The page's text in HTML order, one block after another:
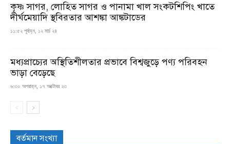
কৃষ্ণ সাগর, লোহিত সাগর ও পানামা খাল সংকটশিপিং খাতে
দীর্ঘমেয়াদি স্থবিরতার আশঙ্কা আঙ্কটাডের
১১:৫২ পূর্বাহ্ন, ১২ মার্চ ২৪
মধ্যপ্রাচ্যের অস্থিতিশীলতার প্রভাবে বিশ্বজুড়ে পণ্য পরিবহন
ভাড়া বেড়েছে
৬:৩০ অপরাহ্ন, ১৭ অক্টোবর ২৩
বর্তমান সংখ্যা